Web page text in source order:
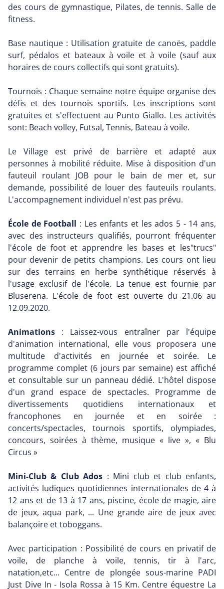
des cours de gymnastique, Pilates, de tennis. Salle de
fitness.
Base nautique : Utilisation gratuite de canoës, paddle
surf, pédalos et bateaux à voile et à voile (sauf aux
horaires de cours collectifs qui sont gratuits).
Tournois : Chaque semaine notre équipe organise des
défis et des tournois sportifs. Les inscriptions sont
gratuites et s'effectuent au Punto Giallo. Les activités
sont: Beach volley, Futsal, Tennis, Bateau à voile.
Le Village est privé de barrière et adapté aux
personnes à mobilité réduite. Mise à disposition d'un
fauteuil roulant JOB pour le bain de mer et, sur
demande, possibilité de louer des fauteuils roulants.
L'accompagnement individuel n'est pas prévu.
École de Football : Les enfants et les ados 5 - 14 ans,
avec des instructeurs qualifiés, pourront fréquenter
l'école de foot et apprendre les bases et les"trucs"
pour devenir de petits champions. Les cours ont lieu
sur des terrains en herbe synthétique réservés à
l'usage exclusif de l'école. La tenue est fournie par
Bluserena. L'école de foot est ouverte du 21.06 au
12.09.2020.
Animations : Laissez-vous entraîner par l'équipe
d'animation international, elle vous proposera une
multitude d'activités en journée et soirée. Le
programme complet (6 jours par semaine) est affiché
et consultable sur un panneau dédié. L'hôtel dispose
d'un grand espace de spectacles. Programme de
divertissements quotidiens internationaux et
francophones en journée et en soirée :
concerts/spectacles, tournois sportifs, olympiades,
concours, soirées à thème, musique « live », « Blu
Circus »
Mini-Club & Club Ados : Mini club et club enfants,
activités ludiques quotidiennes internationales de 4 à
12 ans et de 13 à 17 ans, piscine, école de magie, aire
de jeux, aqua park, ... Une grande aire de jeux avec
balançoire et toboggans.
Avec participation : Possibilité de cours en privatif de
voile, de planche à voile, tennis, tir à l'arc,
natation,etc... Centre de plongée sous-marine PADI
Just Dive In - Isola Rossa à 15 Km. Centre équestre La